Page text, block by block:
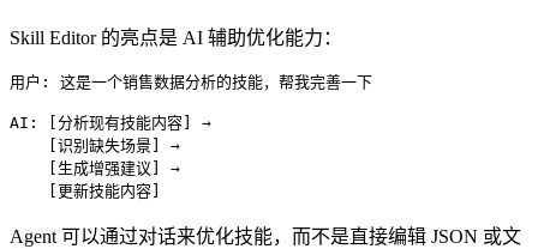
Skill Editor 的亮点是 AI 辅助优化能力：
用户: 这是一个销售数据分析的技能，帮我完善一下
AI: [分析现有技能内容] →
    [识别缺失场景] →
    [生成增强建议] →
Agent 可以通过对话来优化技能，而不是直接编辑 JSON 或文